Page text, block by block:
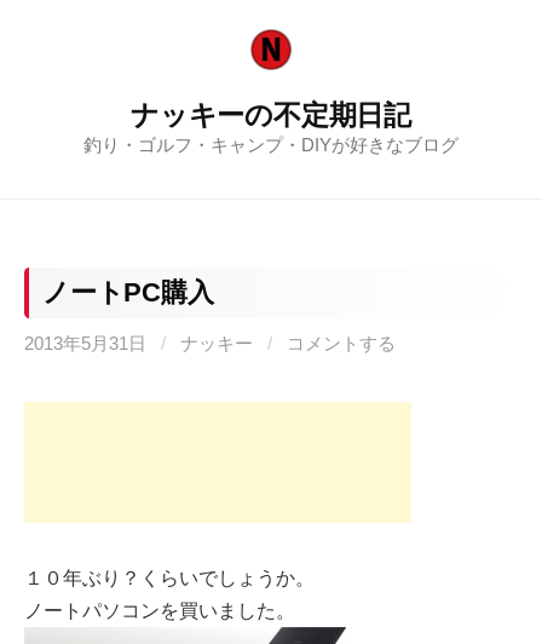
ナッキーの不定期日記
釣り・ゴルフ・キャンプ・DIYが好きなブログ
ノートPC購入
2013年5月31日 / ナッキー / コメントする
１０年ぶり？くらいでしょうか。
ノートパソコンを買いました。